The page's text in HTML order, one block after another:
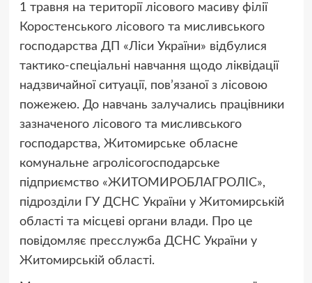
1 травня на території лісового масиву філії
Коростенського лісового та мисливського
господарства ДП «Ліси України» відбулися
тактико-спеціальні навчання щодо ліквідації
надзвичайної ситуації, пов’язаної з лісовою
пожежею. До навчань залучались працівники
зазначеного лісового та мисливського
господарства, Житомирське обласне
комунальне агролісогосподарське
підприємство «ЖИТОМИРОБЛАГРОЛІС»,
підрозділи ГУ ДСНС України у Житомирській
області та місцеві органи влади. Про це
повідомляє пресслужба ДСНС України у
Житомирській області.